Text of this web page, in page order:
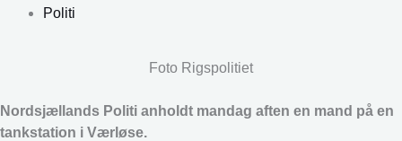
Politi
Foto Rigspolitiet
Nordsjællands Politi anholdt mandag aften en mand på en
tankstation i Værløse.